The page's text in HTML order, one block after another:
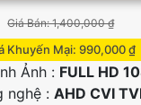
Giá Bán: 1,400,000 ₫
Khuyến Mại: 990,000 ₫
Ảnh : FULL HD
nghệ : AHD CVI